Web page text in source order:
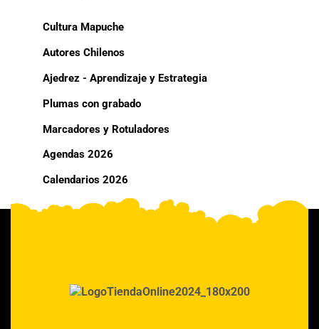
Cultura Mapuche
Autores Chilenos
Ajedrez - Aprendizaje y Estrategia
Plumas con grabado
Marcadores y Rotuladores
Agendas 2026
Calendarios 2026